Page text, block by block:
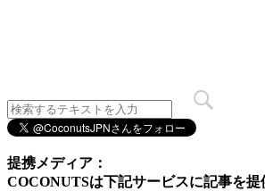
提携メディア：
COCONUTSは下記サービスに記事を提